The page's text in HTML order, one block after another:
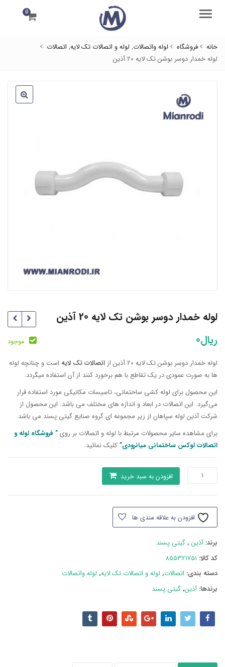
منو 0
خانه فروشگاه لوله واتصالات, لوله و اتصالات تک لایه, اتصالات
لوله خمدار دوسر بوشن تک لایه 20 آذین
لوله خمدار دوسر بوشن تک لایه 20 آذین
ریال0 موجود
لوله خمدار دوسر بوشن تک لایه 20 آذین از اتصالات تک لایه است و چنانچه لوله
ها به صورت عمودی در یک تقاطع با هم برخورد کنند از آن استفاده میگردد.
این محصول برای لوله کشی ساختمانی، تاسیسات مکانیکی مورد استفاده قرار
می‌گیرد. این اتصالات در ابعاد و اندازه های مختلف می باشد. این محصول از
شرکت آذین لوله سپاهان از زیر مجموعه ای گروه صنایع گیتی پسند می باشد.
برای مشاهده سایر محصولات مرتبط با لوله و اتصالات بر روی” فروشگاه لوله و
اتصالات لوکس ساختمانی میانرودی”کلیک نمائید.
بوشن
20
آذین
عدد
افزودن به سبد خرید
افزودن به علاقه مندی ها
برند:آذین ,گیتی پسند
کد کالا: 855321751
دسته بند‌ی: اتصالات, لوله و اتصالات تک لایه, لوله واتصالات
برندها:آذین,گیتی پسند